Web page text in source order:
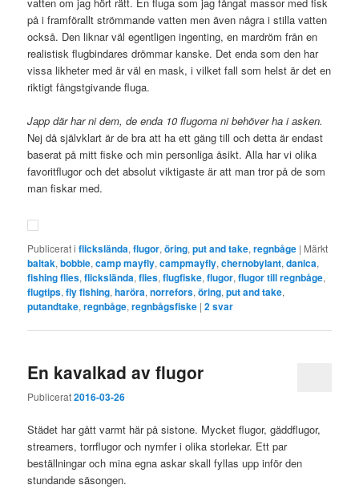
på i framförallt strömmande vatten men även några i stilla vatten
också. Den liknar väl egentligen ingenting, en mardröm från en
realistisk flugbindares drömmar kanske. Det enda som den har
vissa likheter med är väl en mask, i vilket fall som helst är det en
riktigt fångstgivande fluga.
Japp där har ni dem, de enda 10 flugorna ni behöver ha i asken.
Nej då självklart är de bra att ha ett gäng till och detta är endast
baserat på mitt fiske och min personliga åsikt. Alla har vi olika
favoritflugor och det absolut viktigaste är att man tror på de som
man fiskar med.
Publicerat i flickslända,flugor,öring,put and take,regnbåge | Märkt
baltak,bobbie,camp mayfly,campmayfly,chernobylant,danica,
fishing flies,flickslända,flies,flugfiske,flugor,flugor till regnbåge,
flugtips,fly fishing,haröra,norrefors,öring,put and take,
putandtake,regnbåge,regnbågsfiske |2svar
En kavalkad av flugor
Publicerat2016-03-26
Städet har gått varmt här på sistone. Mycket flugor, gäddflugor,
streamers, torrflugor och nymfer i olika storlekar. Ett par
beställningar och mina egna askar skall fyllas upp inför den
stundande säsongen.